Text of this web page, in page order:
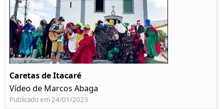
Caretas de Itacaré
Vídeo de Marcos Abaga
Publicado em 24/01/2023